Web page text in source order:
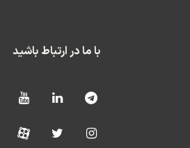
با ما در ارتباط باشید